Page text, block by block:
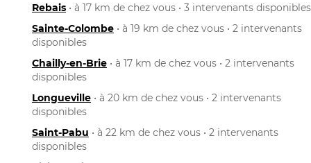
Rebais • à 17 km de chez vous • 3 intervenants disponibles
Sainte-Colombe • à 19 km de chez vous • 2 intervenants
disponibles
Chailly-en-Brie • à 17 km de chez vous • 2 intervenants
disponibles
Longueville • à 20 km de chez vous • 2 intervenants
disponibles
Saint-Pabu • à 22 km de chez vous • 2 intervenants
disponibles